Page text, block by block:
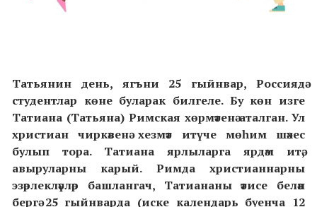
Татьянин день, ягъни 25 гыйнвар, Россиядә
студентлар көне буларак билгеле. Бу көн изге
Татиана (Татьяна) Римская хөрмәтенә аталган. Ул
христиан чиркәвенә хезмәт итүче мөһим шәхес
булып тора.Татиана ярлыларга ярдәм итә,
авыруларны карый.Римда христианнарны
эзәрлекләүләр башлангач, Татиананы әтисе белән
бергә 25 гыйнварда (иске календарь буенча 12